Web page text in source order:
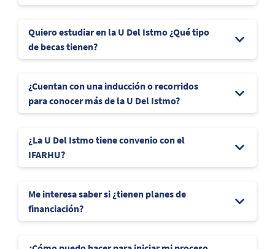
Quiero estudiar en la U Del Istmo ¿Qué tipo
de becas tienen?
¿Cuentan con una inducción o recorridos
para conocer más de la U Del Istmo?
¿La U Del Istmo tiene convenio con el
IFARHU?
Me interesa saber si ¿tienen planes de
financiación?